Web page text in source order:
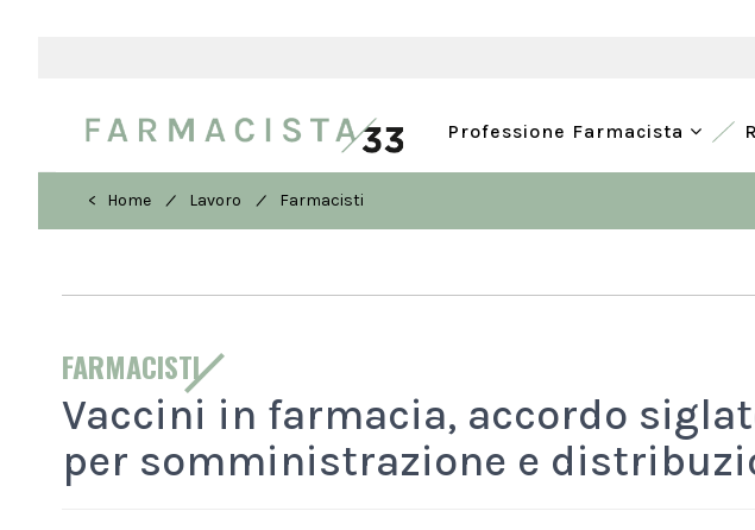
Professione Farmacista
< Home / Lavoro / Farmacisti
FARMACISTI
Vaccini in farmacia, accordo
per somministrazione e